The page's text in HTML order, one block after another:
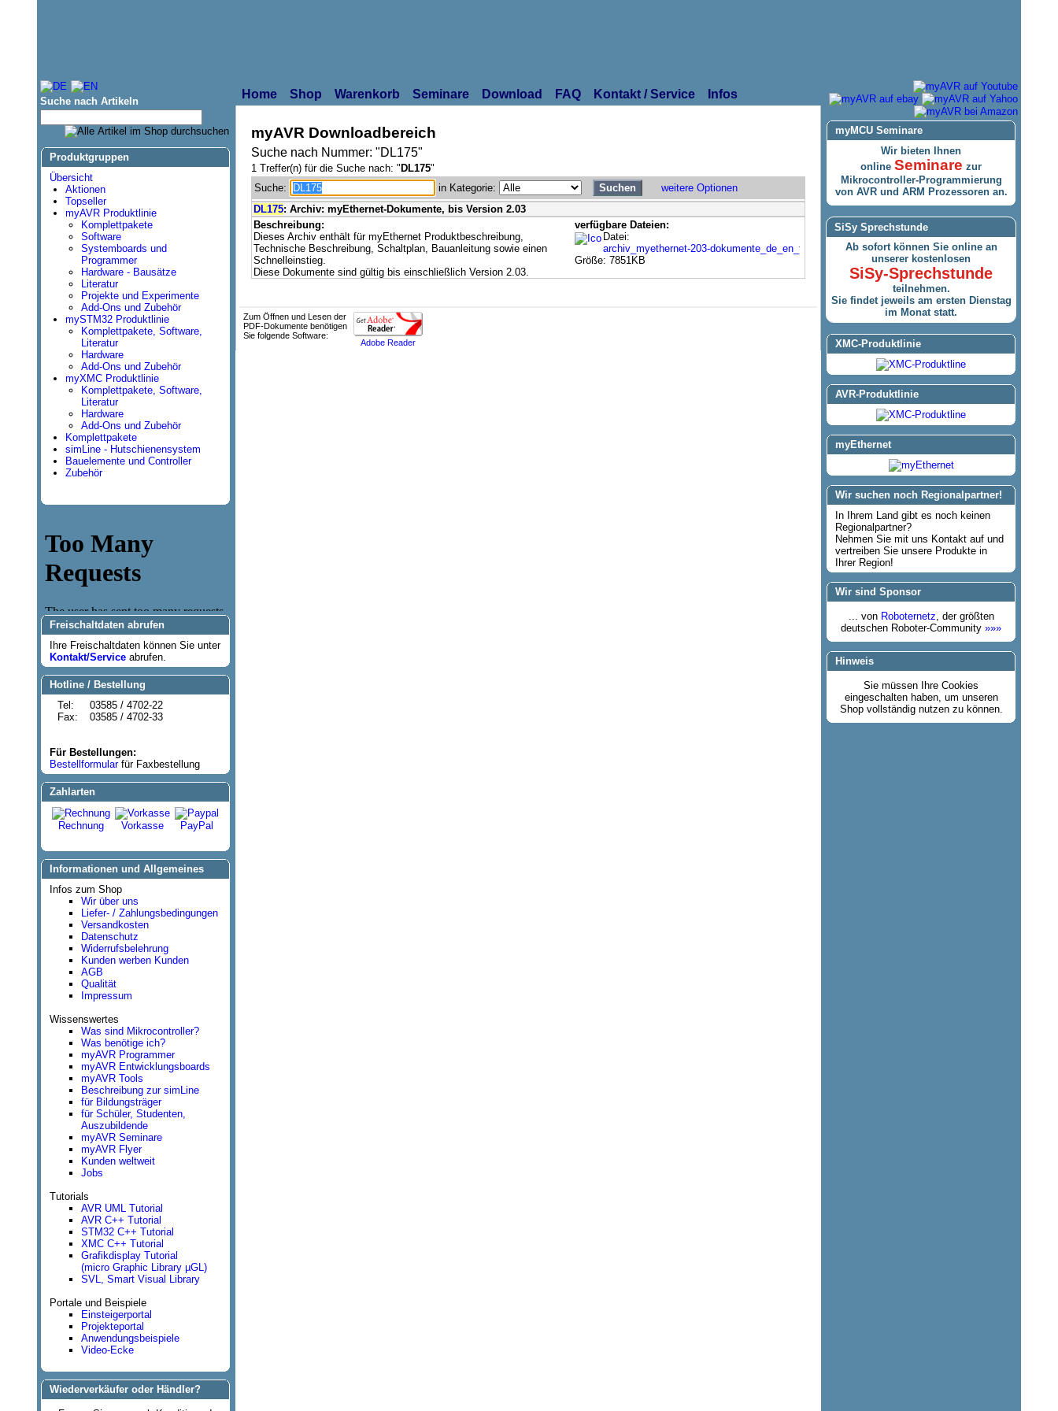
Suche nach Artikeln
Produktgruppen
Übersicht
Aktionen
Topseller
myAVR Produktlinie
Komplettpakete
Software
Systemboards und
Programmer
Hardware - Bausätze
Literatur
Projekte und Experimente
Add-Ons und Zubehör
mySTM32 Produktlinie
Komplettpakete, Software,
Literatur
Hardware
Add-Ons und Zubehör
myXMC Produktlinie
Komplettpakete, Software,
Literatur
Hardware
Add-Ons und Zubehör
Komplettpakete
simLine - Hutschienensystem
Bauelemente und Controller
Zubehör
Freischaltdaten abrufen
Ihre Freischaltdaten können Sie unter
Kontakt/Service abrufen.
Hotline / Bestellung
Tel:
Fax:
03585 / 4702-22
03585 / 4702-33
Für Bestellungen:
Bestellformularfür Faxbestellung
Zahlarten
Rechnung Vorkasse PayPal
Informationen und Allgemeines
Infos zum Shop
Wir über uns
Liefer- / Zahlungsbedingungen
Versandkosten
Datenschutz
Widerrufsbelehrung
Kunden werben Kunden
AGB
Qualität
Impressum
Wissenswertes
Was sind Mikrocontroller?
Was benötige ich?
myAVR Programmer
myAVR Entwicklungsboards
myAVR Tools
Beschreibung zur simLine
für Bildungsträger
für Schüler, Studenten,
Auszubildende
myAVR Seminare
myAVR Flyer
Kunden weltweit
Jobs
Tutorials
AVR UML Tutorial
AVR C++ Tutorial
STM32 C++ Tutorial
XMC C++ Tutorial
Grafikdisplay Tutorial
(micro Graphic Library µGL)
SVL, Smart Visual Library
Portale und Beispiele
Einsteigerportal
Projekteportal
Anwendungsbeispiele
Video-Ecke
Wiederverkäufer oder Händler?
Home Shop Warenkorb Seminare Download FAQ Kontakt / Service Infos
myAVR Downloadbereich
Suche nach Nummer: "DL175"
1 Treffer(n) für die Suche nach: " DL175"
Suche:
in Kategorie:
weitere Optionen
DL175: Archiv: myEthernet-Dokumente, bis Version 2.03
Beschreibung:
Dieses Archiv enthält für myEthernet Produktbeschreibung,
Technische Beschreibung, Schaltplan, Bauanleitung sowie einen
Schnelleinstieg.
Diese Dokumente sind gültig bis einschließlich Version 2.03.
verfügbare Dateien:
Datei:
archiv_myethernet-203-dokumente_de_en_fr.zip
Größe: 7851KB
Zum Öffnen und Lesen der
PDF-Dokumente benötigen
Sie folgende Software:
Adobe Reader
myMCU Seminare
Wir bieten Ihnen
online Seminare zur
Mikrocontroller-Programmierung
von AVR und ARM Prozessoren an.
SiSy Sprechstunde
Ab sofort können Sie online an
unserer kostenlosen
SiSy-Sprechstunde
teilnehmen.
Sie findet jeweils am ersten Dienstag
im Monat statt.
XMC-Produktlinie
AVR-Produktlinie
myEthernet
Wir suchen noch Regionalpartner!
In Ihrem Land gibt es noch keinen
Regionalpartner?
Nehmen Sie mit uns Kontakt auf und
vertreiben Sie unsere Produkte in
Ihrer Region!
Wir sind Sponsor
... von Roboternetz, der größten
deutschen Roboter-Community »»»
Hinweis
Sie müssen Ihre Cookies
eingeschalten haben, um unseren
Shop vollständig nutzen zu können.